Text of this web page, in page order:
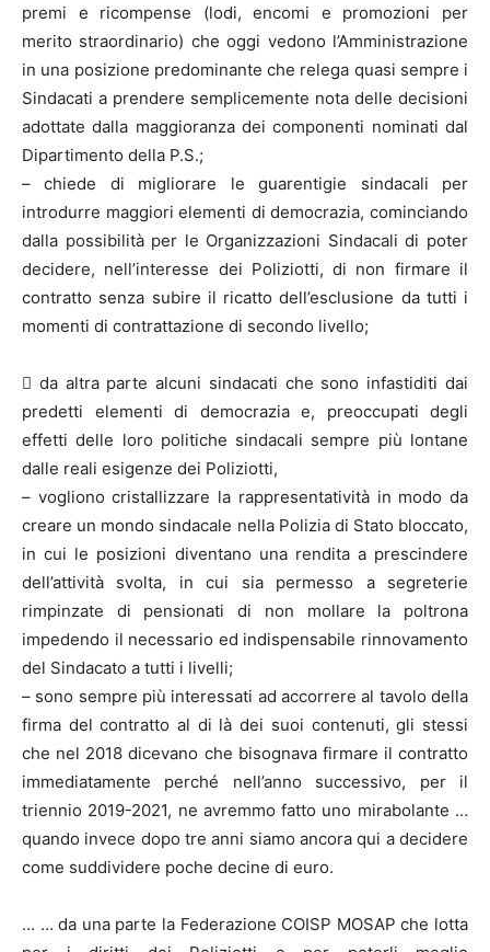
premi e ricompense (lodi, encomi e promozioni per
merito straordinario) che oggi vedono l’Amministrazione
in una posizione predominante che relega quasi sempre i
Sindacati a prendere semplicemente nota delle decisioni
adottate dalla maggioranza dei componenti nominati dal
Dipartimento della P.S.;
– chiede di migliorare le guarentigie sindacali per
introdurre maggiori elementi di democrazia, cominciando
dalla possibilità per le Organizzazioni Sindacali di poter
decidere, nell’interesse dei Poliziotti, di non firmare il
contratto senza subire il ricatto dell’esclusione da tutti i
momenti di contrattazione di secondo livello;
 da altra parte alcuni sindacati che sono infastiditi dai
predetti elementi di democrazia e, preoccupati degli
effetti delle loro politiche sindacali sempre più lontane
dalle reali esigenze dei Poliziotti,
– vogliono cristallizzare la rappresentatività in modo da
creare un mondo sindacale nella Polizia di Stato bloccato,
in cui le posizioni diventano una rendita a prescindere
dell’attività svolta, in cui sia permesso a segreterie
rimpinzate di pensionati di non mollare la poltrona
impedendo il necessario ed indispensabile rinnovamento
del Sindacato a tutti i livelli;
– sono sempre più interessati ad accorrere al tavolo della
firma del contratto al di là dei suoi contenuti, gli stessi
che nel 2018 dicevano che bisognava firmare il contratto
immediatamente perché nell’anno successivo, per il
triennio 2019-2021, ne avremmo fatto uno mirabolante …
quando invece dopo tre anni siamo ancora qui a decidere
come suddividere poche decine di euro.
… … da una parte la Federazione COISP MOSAP che lotta